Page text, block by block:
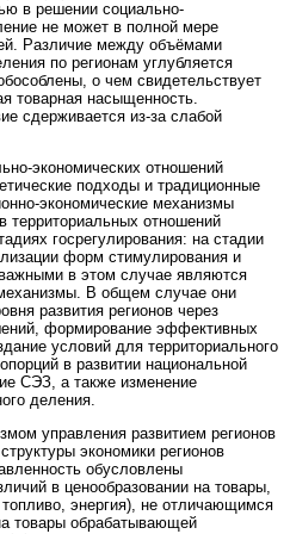
в решении социально-
не может в полной мере
Различие между объёмами
по регионам углубляется
о чем свидетельствует
товарная насыщенность.
сдерживается из-за слабой
экономических отношений
подходы и традиционные
экономические механизмы
территориальных отношений
госрегулирования: на стадии
форм стимулирования и
в этом случае являются
В общем случае они
развития регионов через
формирование эффективных
условий для территориального
в развитии национальной
СЭЗ, а также изменение
деления.
управления развитием регионов
экономики регионов
обусловлены
в ценообразовании на товары,
энергия), не отличающимся
товары обрабатывающей